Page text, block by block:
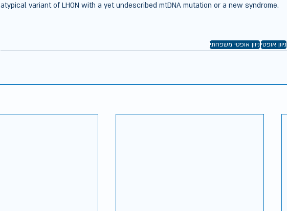
atypical variant of LHON with a yet undescribed mtDNA mutation or a new syndrome.
ניוון אופטיניוון אופטי משפחתי